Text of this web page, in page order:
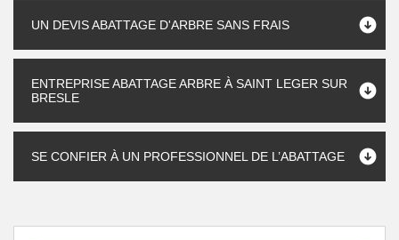
UN DEVIS ABATTAGE D'ARBRE SANS FRAIS
ENTREPRISE ABATTAGE ARBRE À SAINT LEGER SUR
BRESLE
SE CONFIER À UN PROFESSIONNEL DE L’ABATTAGE